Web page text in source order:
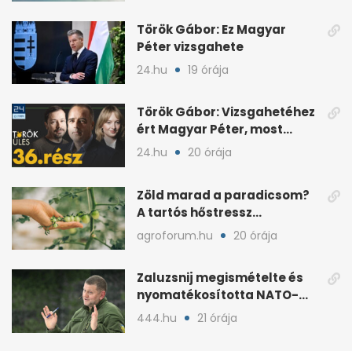
Török Gábor: Ez Magyar
Péter vizsgahete
24.hu 19 órája
Török Gábor: Vizsgahetéhez
ért Magyar Péter, most
minden róla szól
24.hu 20 órája
Zöld marad a paradicsom?
A tartós hőstressz
késleltetheti az érést
agroforum.hu 20 órája
Zaluzsnij megismételte és
nyomatékosította NATO-
kritikáját
444.hu 21 órája